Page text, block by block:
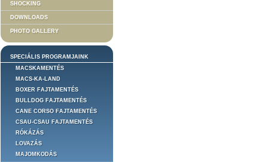
SHOCKING
DOWNLOADS
PHOTO GALLERY
SPECIÁLIS PROGRAMJAINK
MACSKAMENTÉS
MACS-KA-LAND
BOXER FAJTAMENTÉS
BULLDOG FAJTAMENTÉS
CANE CORSO FAJTAMENTÉS
CSAU-CSAU FAJTAMENTÉS
RÓKÁZÁS
LOVAZÁS
MAJOMKODÁS